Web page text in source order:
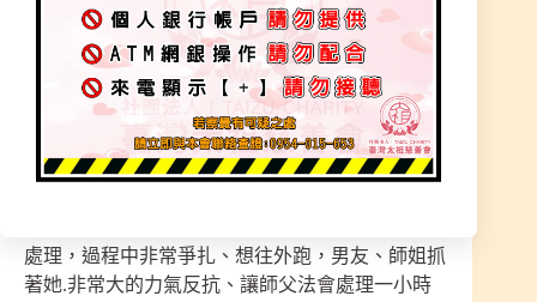
始慢慢了解有衝動想去試試看。
請示師尊處理完後。晚上就夢到來拜託我不要這樣
對付他也請我不要再去宮裡了！讓我覺得好像真的
有效果，於是不放棄的在去處理。師尊指示需法會
辦理聖務，收靈。本宮由太上道祖師尊降法處理，
處理，過程中非常爭扎、想往外跑，男友、師姐抓
著她.非常大的力氣反抗、讓師父法會處理一小時